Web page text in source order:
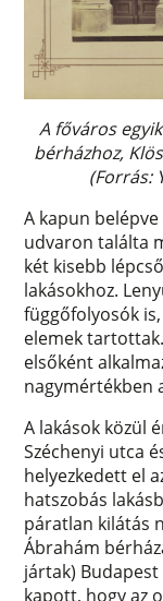
A főváros
bérházhoz,
(Forrás:
A kapun
udvaron találta
két kisebb
lakásokhoz.
függőfolyosók
elemek
elsőként
nagymértékben
A lakások közül
Széchenyi utca
helyezkedett el
hatszobás
páratlan kilátás
Ábrahám
jártak)
kapott, hogy az